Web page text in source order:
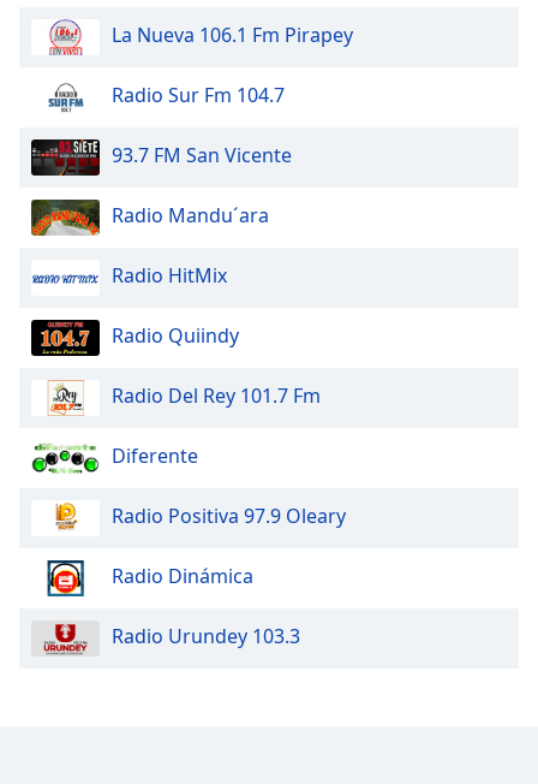
dialog
window.
Escape
cancel
and
close
Color
Opacity
Text
Opacity
Caption
La Nueva 106.1 Fm Pirapey
Radio Sur Fm 104.7
93.7 FM San Vicente
Radio Mandu´ara
Radio HitMix
Radio Quiindy
Radio Del Rey 101.7 Fm
Diferente
Radio Positiva 97.9 Oleary
Radio Dinámica
Radio Urundey 103.3